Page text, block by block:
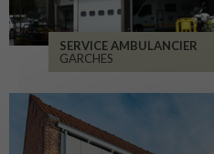
SERVICE AMBULANCIER
GARCHES